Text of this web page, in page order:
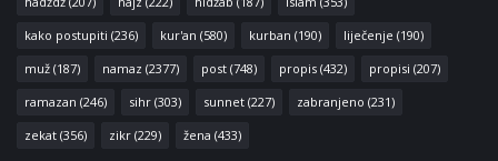
kako postupiti (236) kur'an (580) kurban (190) liječenje (190)
muž (187) namaz (2377) post (748) propis (432) propisi (207)
ramazan (246) sihr (303) sunnet (227) zabranjeno (231)
zekat (356) zikr (229) žena (433)